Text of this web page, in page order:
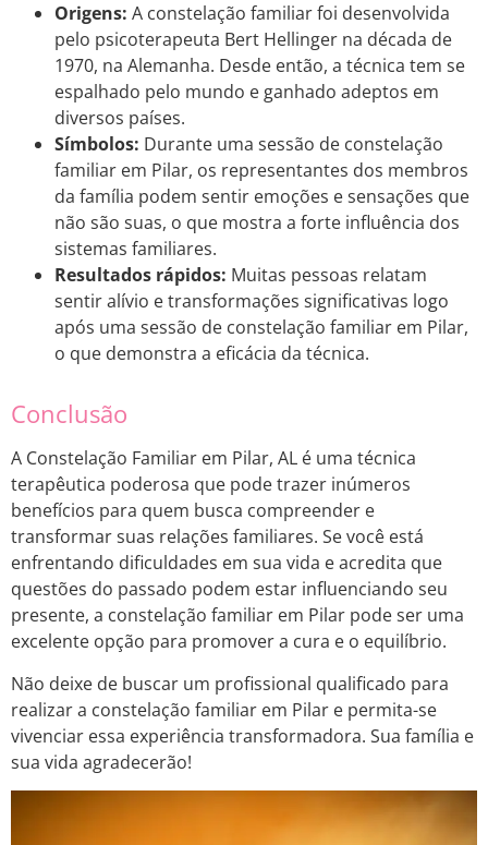
Origens: A constelação familiar foi desenvolvida
pelo psicoterapeuta Bert Hellinger na década de
1970, na Alemanha. Desde então, a técnica tem se
espalhado pelo mundo e ganhado adeptos em
diversos países.
Símbolos: Durante uma sessão de constelação
familiar em Pilar, os representantes dos membros
da família podem sentir emoções e sensações que
não são suas, o que mostra a forte influência dos
sistemas familiares.
Resultados rápidos: Muitas pessoas relatam
sentir alívio e transformações significativas logo
após uma sessão de constelação familiar em Pilar,
o que demonstra a eficácia da técnica.
Conclusão
A Constelação Familiar em Pilar, AL é uma técnica
terapêutica poderosa que pode trazer inúmeros
benefícios para quem busca compreender e
transformar suas relações familiares. Se você está
enfrentando dificuldades em sua vida e acredita que
questões do passado podem estar influenciando seu
presente, a constelação familiar em Pilar pode ser uma
excelente opção para promover a cura e o equilíbrio.
Não deixe de buscar um profissional qualificado para
realizar a constelação familiar em Pilar e permita-se
vivenciar essa experiência transformadora. Sua família e
sua vida agradecerão!